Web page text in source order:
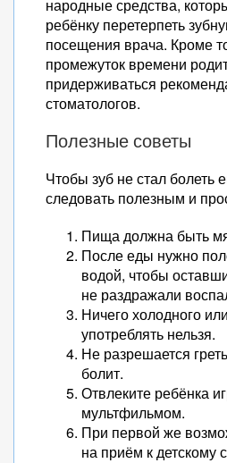
народные средства,
ребёнку перетерпеть
посещения врача. Кроме
промежуток времени
придерживаться
стоматологов.
Полезные советы
Чтобы зуб не стал болеть
следовать полезным и
Пища должна быть
После еды нужно
водой, чтобы
не раздражали
Ничего холодного
употреблять нельзя.
Не разрешается
болит.
Отвлеките ребёнка
мультфильмом.
При первой же
на приём к детскому